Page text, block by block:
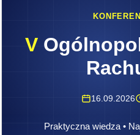
V
16.09.2026
Praktyczna wiedza •